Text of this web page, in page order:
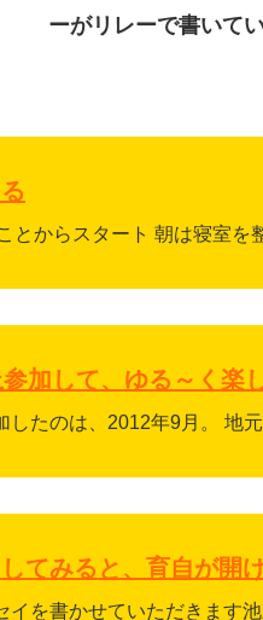
ーがリレーで書いてい
とからスタート 朝は寝室
加して、ゆる～く楽
したのは、2012年9月。 地
てみると、育自が開
イを書かせていただきます